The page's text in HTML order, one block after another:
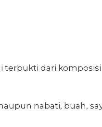
terbukti dari komposisi
nabati, buah,